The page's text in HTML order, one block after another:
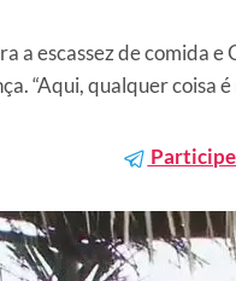
a escassez de comida
“Aqui, qualquer coisa
Participe